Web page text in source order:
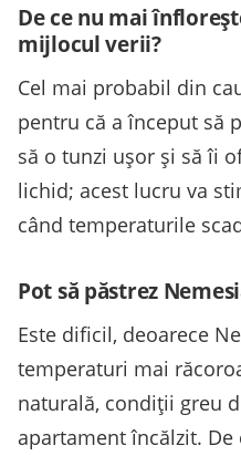
De ce nu mai
mijlocul verii?
Cel mai probabil din
pentru că a început să
să o tunzi ușor și să îi
lichid; acest lucru va
când temperaturile
Pot să păstrez
Este dificil, deoarece
temperaturi mai
naturală, condiții greu
apartament încălzit.